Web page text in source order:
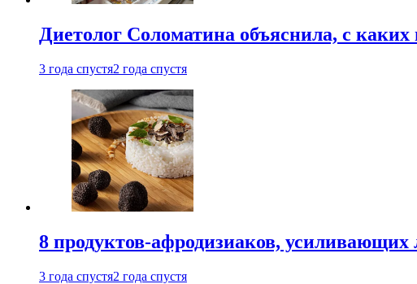
Диетолог Соломатина объяснила, с
3 года спустя2 года спустя
8 продуктов-афродизиаков,
3 года спустя2 года спустя